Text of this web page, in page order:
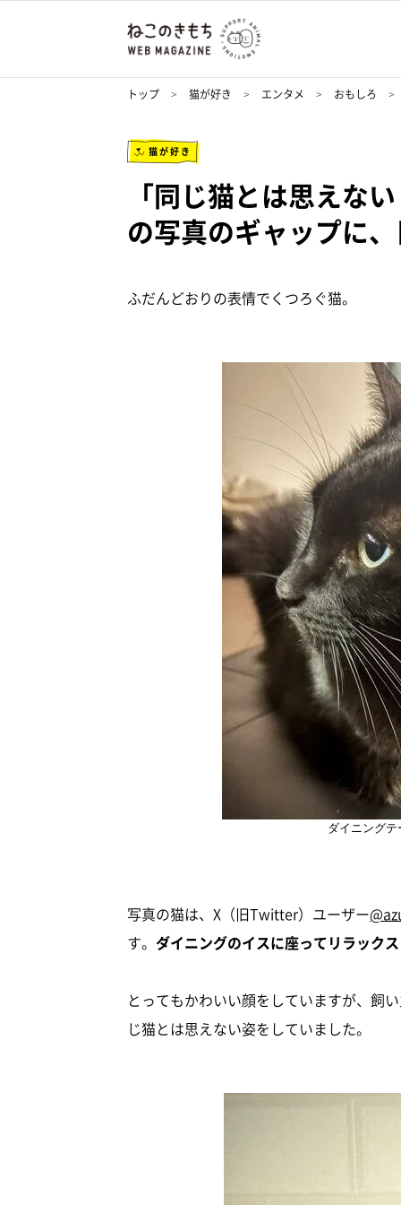
トップ 猫が好き エンタメ おもしろ
猫が好き
「同じ猫とは思えな
の写真のギャップに
ふだんどおりの表情でくつろぐ猫。
ダイニング
写真の猫は、X（旧Twitter）ユーザー
す。 ダイニングのイスに座ってリラック
とってもかわいい顔をしていますが、飼
じ猫とは思えない姿をしていました。